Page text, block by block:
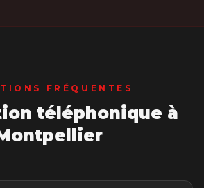
FRÉQUENTES
téléphonique à